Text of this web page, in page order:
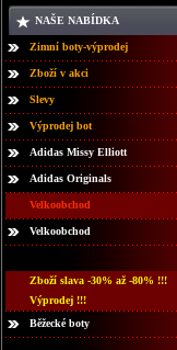
NAŠE NABÍDKA
Zimní boty-výprodej
Zboží v akci
Slevy
Výprodej bot
Adidas Missy Elliott
Adidas Originals
Velkoobchod
Velkoobchod
Zboží slava -30% až -80% !!!
Výprodej !!!
Běžecké boty